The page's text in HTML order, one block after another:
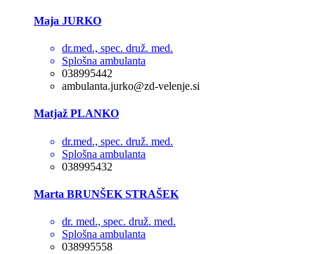
Maja JURKO
dr.med., spec. druž. med.
Splošna ambulanta
038995442
ambulanta.jurko@zd-velenje.si
Matjaž PLANKO
dr.med., spec. druž. med.
Splošna ambulanta
038995432
Marta BRUNŠEK STRAŠEK
dr. med., spec. druž. med.
Splošna ambulanta
038995558